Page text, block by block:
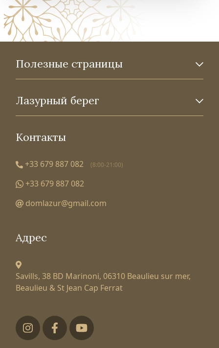
Полезные страницы
Лазурный берег
Контакты
+33 679 887 082 (8:00-21:00)
+33 679 887 082
domlazur@gmail.com
Адрес
Savills, 38 BD Marinoni, 06310 Beaulieu sur mer,
Beaulieu & St Jean Cap Ferrat